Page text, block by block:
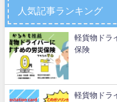
人気記事ランキング
軽貨物ドラ
保険
軽貨物ドラ